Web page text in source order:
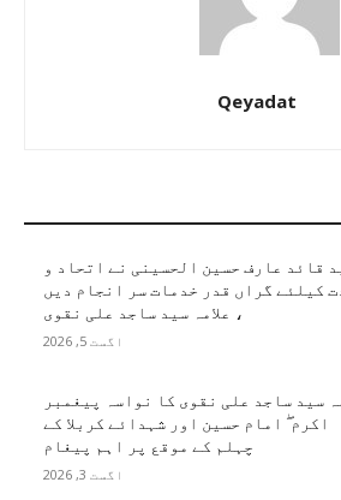
Qeyadat
قائد عارف حسین الحسینی نے اتحاد و
کیلئے گراں قدر خدمات سر انجام دیں
، علامہ سید ساجد علی نقوی
اگست 5, 2026
سید ساجد علی نقوی کا نواسہ پیغمبر
اکرم ۖ امام حسین اور شہدائے کربلا کے
چہلم کے موقع پر اہم پیغام
اگست 3, 2026